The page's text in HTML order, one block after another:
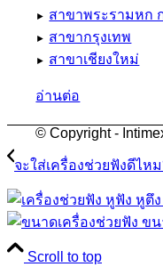
► สาขาพระรามหก
► สาขากรุงเทพ
► สาขาเชียงใหม่
อ่านต่อ
© Copyright -
จะใส่เครื่องช่วยฟังดีไห
Scroll to top